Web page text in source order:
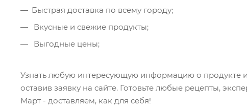
Быстрая доставка по всему городу;
Вкусные и свежие продукты;
Выгодные цены;
Узнать любую интересующую информацию о продукте
оставив заявку на сайте. Готовьте любые рецепты,
Март - доставляем, как для себя!